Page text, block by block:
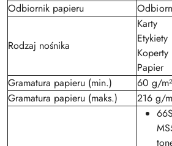
Odbiornik papieru
Rodzaj nośnika
Karty
Etykiety
Koperty
Papier
Gramatura papieru (min.)
60 g/m²
Gramatura papieru (maks.)
216 g/